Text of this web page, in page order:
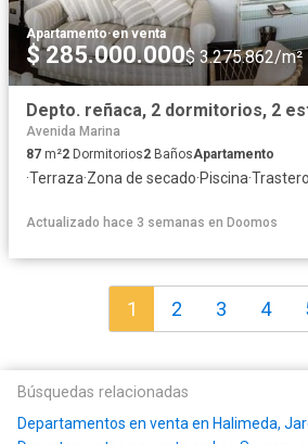
Apartamento·en venta
$ 285.000.000$ 3.275.862/m²
Depto. reñaca, 2 dormitorios, 2
Avenida Marina
87 m²2 Dormitorios2 BañosApartamento
·Terraza·Zona de secado·Piscina·Trastero
Actualizado hace 3 semanas en Doomos
1 2 3 4
Búsquedas relacionadas
Departamentos en venta en Halimeda,